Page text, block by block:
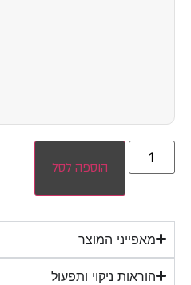
הוספה לסל
מאפייני המוצר
הוראות ניקוי ותפעול